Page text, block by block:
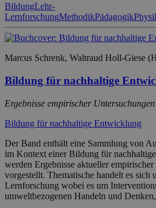
BildungLehr-
LernforschungMethodikPädagogik
Marcus Schrenk, Waltraud Holl-Giese
Bildung für nachhaltige
Ergebnisse empirischer Untersuchungen
Bildung für nachhaltige Entwicklung
Der Band enthält eine Sammlung von
im Kontext einer Bildung für
werden Ergebnisse aktueller
vorgestellt. Thematische handelt es sich
Lernforschung wobei es um
umweltbezogenen Handeln und